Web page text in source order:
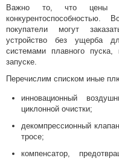
Преимущества
бытовых моек
высокого
давления с
электродвигателем
07 Апреля 2022
Бытовые и
профессиональные
мойки высокого
давления –
Важно то, что цены
конкурентоспособностью.
покупатели могут
устройство без ущерба
системами плавного
запуске.
Перечислим списком иные
инновационный
циклонной очистки;
декомпрессионный
тросе;
компенсатор,